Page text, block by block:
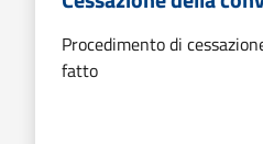
Procedimento di
fatto